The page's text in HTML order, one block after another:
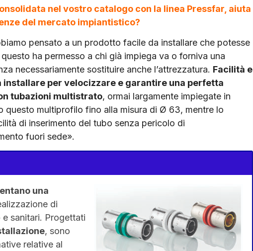
nel vostro catalogo con la linea Pressfar, aiuta
del mercato impiantistico?
pensato a un prodotto facile da installare che potesse
ha permesso a chi già impiega va o forniva una
necessariamente sostituire anche l’attrezzatura. Facilità e
per velocizzare e garantire una perfetta
tubazioni multistrato, ormai largamente impiegate in
questo multiprofilo fino alla misura di Ø 63, mentre lo
di inserimento del tubo senza pericolo di
fuori sede».
una
di
sanitari. Progettati
, sono
relative al